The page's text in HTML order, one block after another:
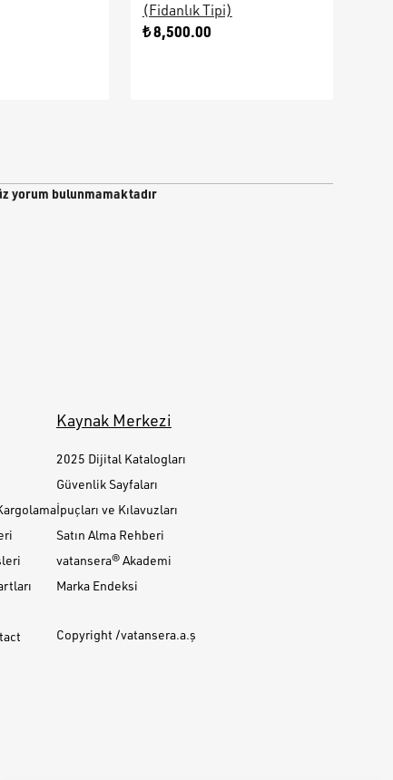
(Fidanlık Tipi)
₺ 8,500.00
yorum bulunmamaktadır
Kaynak Merkezi
2025 Dijital Katalogları
Güvenlik Sayfaları
İpuçları ve Kılavuzları
Satın Alma Rehberi
vatansera® Akademi
Marka Endeksi
Copyright /vatansera.a.ş